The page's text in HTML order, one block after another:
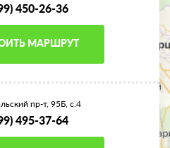
450-26-36
МАРШРУТ
пр-т, 95Б, с.4
495-37-64